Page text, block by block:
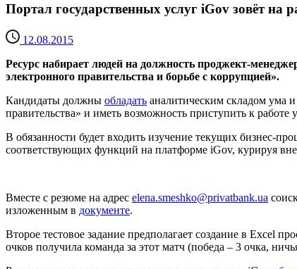
Портал государственных услуг iGov зовёт на
12.08.2015
Ресурс набирает людей на должность проджект-
электронного правительства и борьбе с коррупцией».
Кандидаты должны обладать аналитическим складом ума
правительства» и иметь возможность приступить к
В обязанности будет входить изучение текущих бизнес-
соответствующих функций на платформе iGov, курируя
Вместе с резюме на адрес elena.smeshko@privatbank.ua
изложенным в документе.
Второе тестовое задание предполагает создание в Excel
очков получила команда за этот матч (победа – 3 очка,